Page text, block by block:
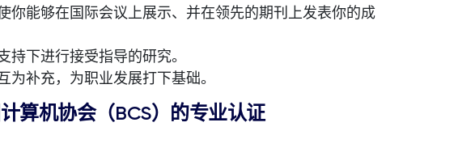
你能够在国际会议上展示、并在领先的期刊上发表你的成
下进行接受指导的研究。
补充，为职业发展打下基础。
算机协会（BCS）的专业认证